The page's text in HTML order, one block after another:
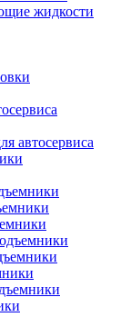
жидкости
автосервиса